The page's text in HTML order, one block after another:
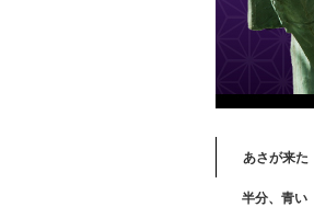
あさが来
半分、青